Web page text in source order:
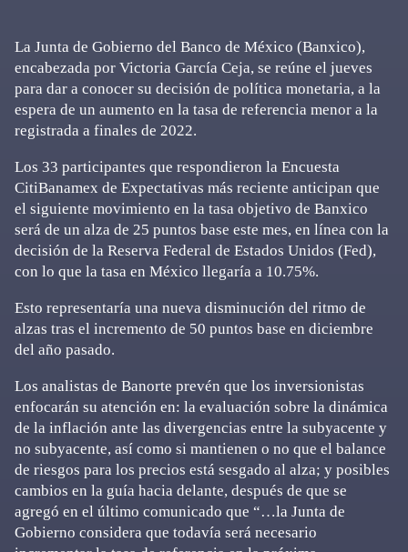
La Junta de Gobierno del Banco de México (Banxico),
encabezada por Victoria García Ceja, se reúne el jueves
para dar a conocer su decisión de política monetaria, a la
espera de un aumento en la tasa de referencia menor a la
registrada a finales de 2022.
Los 33 participantes que respondieron la Encuesta
CitiBanamex de Expectativas más reciente anticipan que
el siguiente movimiento en la tasa objetivo de Banxico
será de un alza de 25 puntos base este mes, en línea con la
decisión de la Reserva Federal de Estados Unidos (Fed),
con lo que la tasa en México llegaría a 10.75%.
Esto representaría una nueva disminución del ritmo de
alzas tras el incremento de 50 puntos base en diciembre
del año pasado.
Los analistas de Banorte prevén que los inversionistas
enfocarán su atención en: la evaluación sobre la dinámica
de la inflación ante las divergencias entre la subyacente y
no subyacente, así como si mantienen o no que el balance
de riesgos para los precios está sesgado al alza; y posibles
cambios en la guía hacia delante, después de que se
agregó en el último comunicado que “…la Junta de
Gobierno considera que todavía será necesario